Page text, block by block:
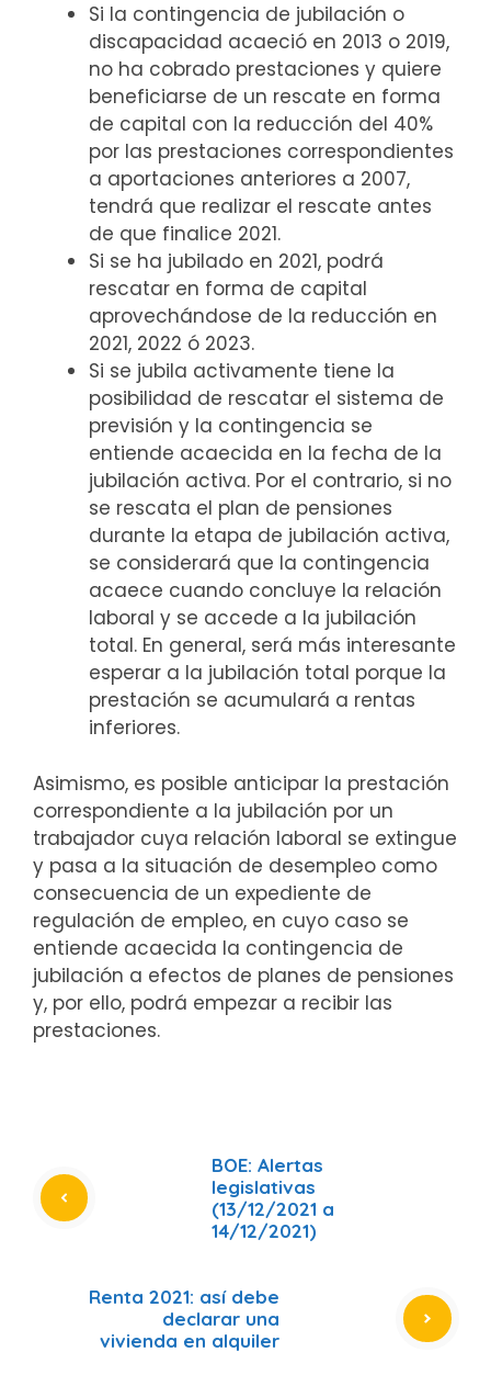
Si la contingencia de jubilación o
discapacidad acaeció en 2013 o 2019,
no ha cobrado prestaciones y quiere
beneficiarse de un rescate en forma
de capital con la reducción del 40%
por las prestaciones correspondientes
a aportaciones anteriores a 2007,
tendrá que realizar el rescate antes
de que finalice 2021.
Si se ha jubilado en 2021, podrá
rescatar en forma de capital
aprovechándose de la reducción en
2021, 2022 ó 2023.
Si se jubila activamente tiene la
posibilidad de rescatar el sistema de
previsión y la contingencia se
entiende acaecida en la fecha de la
jubilación activa. Por el contrario, si no
se rescata el plan de pensiones
durante la etapa de jubilación activa,
se considerará que la contingencia
acaece cuando concluye la relación
laboral y se accede a la jubilación
total. En general, será más interesante
esperar a la jubilación total porque la
prestación se acumulará a rentas
inferiores.
Asimismo, es posible anticipar la prestación
correspondiente a la jubilación por un
trabajador cuya relación laboral se extingue
y pasa a la situación de desempleo como
consecuencia de un expediente de
regulación de empleo, en cuyo caso se
entiende acaecida la contingencia de
jubilación a efectos de planes de pensiones
y, por ello, podrá empezar a recibir las
prestaciones.
BOE: Alertas
legislativas
(13/12/2021 a
14/12/2021)
Renta 2021: así debe
declarar una
vivienda en alquiler